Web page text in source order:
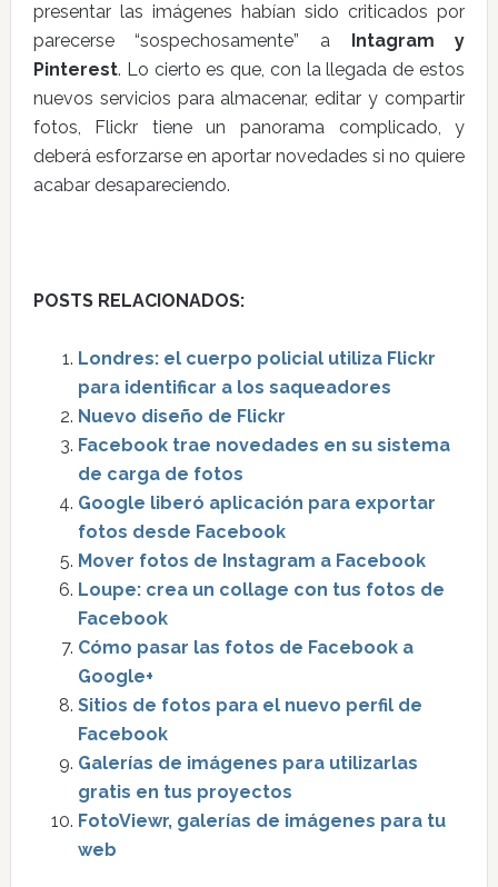
presentar las imágenes habían sido criticados por
parecerse “sospechosamente” a Intagram y
Pinterest. Lo cierto es que, con la llegada de estos
nuevos servicios para almacenar, editar y compartir
fotos, Flickr tiene un panorama complicado, y
deberá esforzarse en aportar novedades si no quiere
acabar desapareciendo.
POSTS RELACIONADOS:
Londres: el cuerpo policial utiliza Flickr
para identificar a los saqueadores
Nuevo diseño de Flickr
Facebook trae novedades en su sistema
de carga de fotos
Google liberó aplicación para exportar
fotos desde Facebook
Mover fotos de Instagram a Facebook
Loupe: crea un collage con tus fotos de
Facebook
Cómo pasar las fotos de Facebook a
Google+
Sitios de fotos para el nuevo perfil de
Facebook
Galerías de imágenes para utilizarlas
gratis en tus proyectos
FotoViewr, galerías de imágenes para tu
web